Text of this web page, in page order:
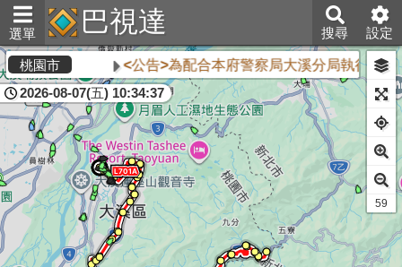
選單 巴視達 搜尋 設定
桃園市 <公告>為配合本府警察局大溪分局執行「
2026-08-07(五) 10:34:37
59